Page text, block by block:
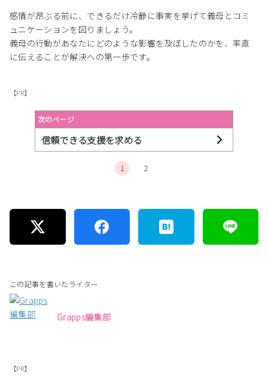
感情が昂ぶる前に、できるだけ冷静に事実を挙げて義母とコミ
ュニケーションを図りましょう。
義母の行動があなたにどのような影響を及ぼしたのかを、率直
に伝えることが解決への第一歩です。
【PR】
次のページ
信頼できる支援を求める
1 2
この記事を書いたライター
Grapps編集部
【PR】